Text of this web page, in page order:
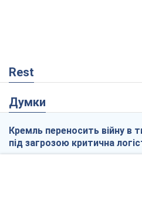
Rest
Думки
Кремль переносить війну в
під загрозою критична